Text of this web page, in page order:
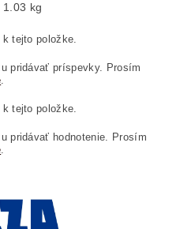
1.03 kg
tejto položke.
pridávať príspevky. Prosím
.
tejto položke.
pridávať hodnotenie. Prosím
.